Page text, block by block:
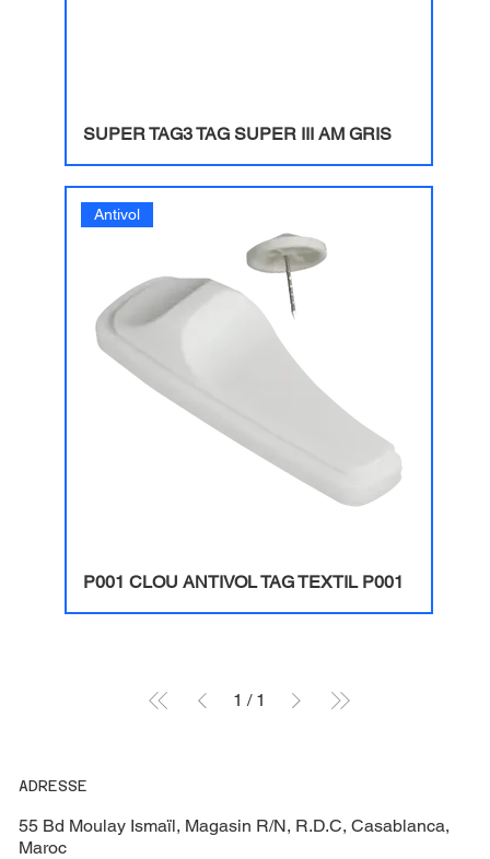
SUPER TAG3 TAG SUPER III AM GRIS
Antivol
P001 CLOU ANTIVOL TAG TEXTIL P001
1 / 1
ADRESSE
55 Bd Moulay Ismaïl, Magasin R/N, R.D.C, Casablanca,
Maroc